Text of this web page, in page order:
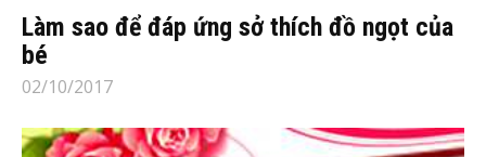
Làm sao để đáp ứng sở thích đồ ngọt của
bé
02/10/2017